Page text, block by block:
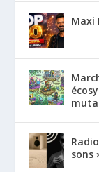
Maxi
sons